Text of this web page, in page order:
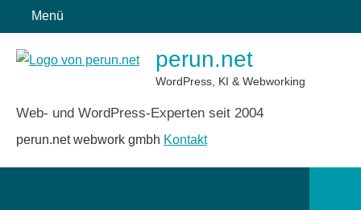
Inhalt
springen
Menü
perun.net
WordPress, KI & Webworking
Web- und WordPress-Experten seit 2004
perun.net webwork gmbh Kontakt